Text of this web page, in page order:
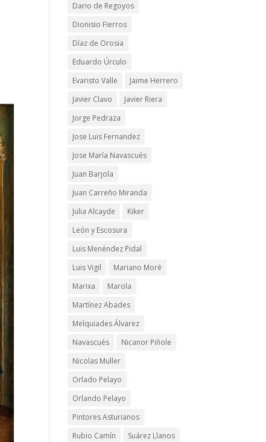
Dario de Regoyos
Dionisio Fierros
Díaz de Orosia
Eduardo Úrculo
Evaristo Valle
Jaime Herrero
Javier Clavo
Javier Riera
Jorge Pedraza
Jose Luis Fernandez
Jose María Navascués
Juan Barjola
Juan Carreño Miranda
Julia Alcayde
Kiker
León y Escosura
Luis Menéndez Pidal
Luis Vigil
Mariano Moré
Marixa
Marola
Martínez Abades
Melquiades Álvarez
Navascués
Nicanor Piñole
Nicolas Muller
Orlado Pelayo
Orlando Pelayo
Pintores Asturianos
Rubio Camín
Suárez Llanos